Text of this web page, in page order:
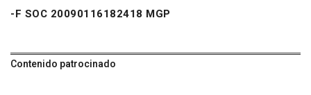
-F SOC 20090116182418 MGP
Contenido patrocinado